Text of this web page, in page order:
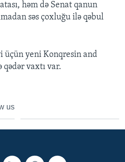
həm də Senat qanun
səs çoxluğu ilə qəbul
üçün yeni Konqresin and
vaxtı var.
us